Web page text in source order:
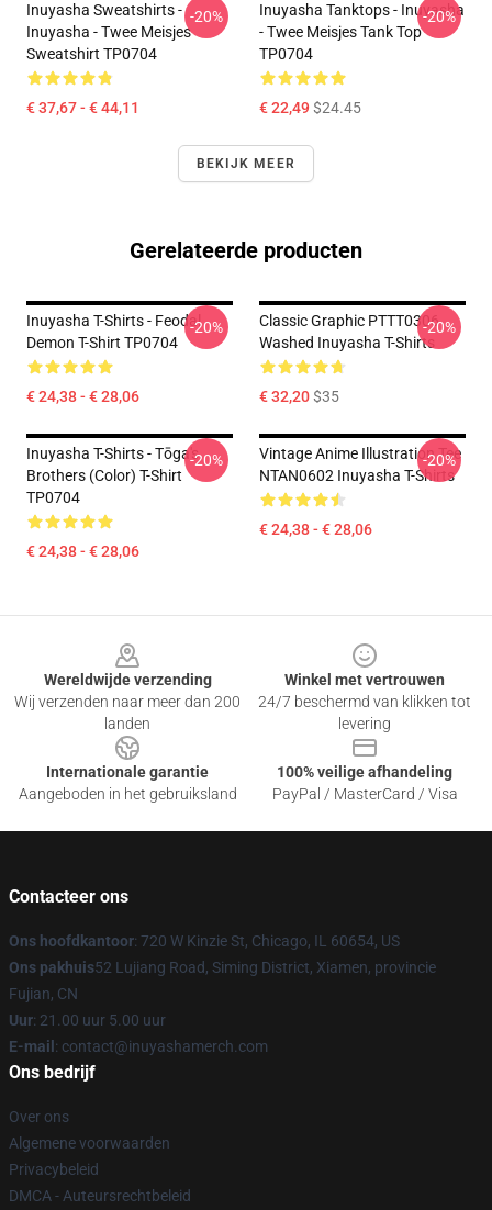
Inuyasha Sweatshirts -
Inuyasha - Twee Meisjes
Sweatshirt TP0704
€ 37,67 - € 44,11
-20%
Inuyasha Tanktops - Inuyasha
- Twee Meisjes Tank Top
TP0704
€ 22,49$24.45
-20%
BEKIJK MEER
Gerelateerde producten
Inuyasha T-Shirts - Feodal
Demon T-Shirt TP0704
€ 24,38 - € 28,06
-20%
Classic Graphic PTTT0306
Washed Inuyasha T-Shirts
€ 32,20$35
-20%
Inuyasha T-Shirts - Tōga's
Brothers (color) T-Shirt
TP0704
€ 24,38 - € 28,06
-20%
Vintage Anime Illustration Tee
NTAN0602 Inuyasha T-Shirts
€ 24,38 - € 28,06
-20%
Wereldwijde verzending
Wij verzenden naar meer dan 200
landen
Winkel met vertrouwen
24/7 beschermd van klikken tot
levering
Internationale garantie
Aangeboden in het gebruiksland
100% veilige afhandeling
PayPal / MasterCard / Visa
Contacteer ons
Ons hoofdkantoor: 720 W Kinzie St, Chicago, IL 60654, US
Ons pakhuis52 Lujiang Road, Siming District, Xiamen, provincie
Fujian, CN
Uur: 21.00 uur 5.00 uur
E-mail : contact@inuyashamerch.com
Ons bedrijf
Over ons
Algemene voorwaarden
Privacybeleid
DMCA - Auteursrechtbeleid